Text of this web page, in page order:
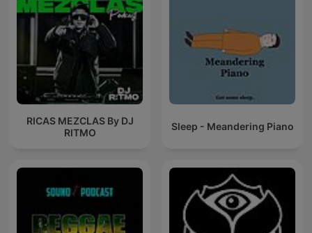
RICAS MEZCLAS By DJ
RITMO
Sleep - Meandering Piano